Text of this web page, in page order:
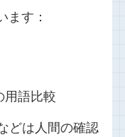
ます：
用語比較
どは人間の確認